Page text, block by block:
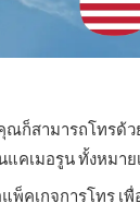
ก็สามารถโทรด้ว
คเมอรูน ทั้งหมา
พ็คเกจการโทร